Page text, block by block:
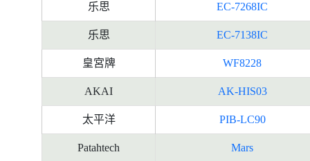
乐思 EC-7268IC
乐思 EC-7138IC
皇宮牌 WF8228
AKAI AK-HIS03
太平洋 PIB-LC90
Patahtech Mars